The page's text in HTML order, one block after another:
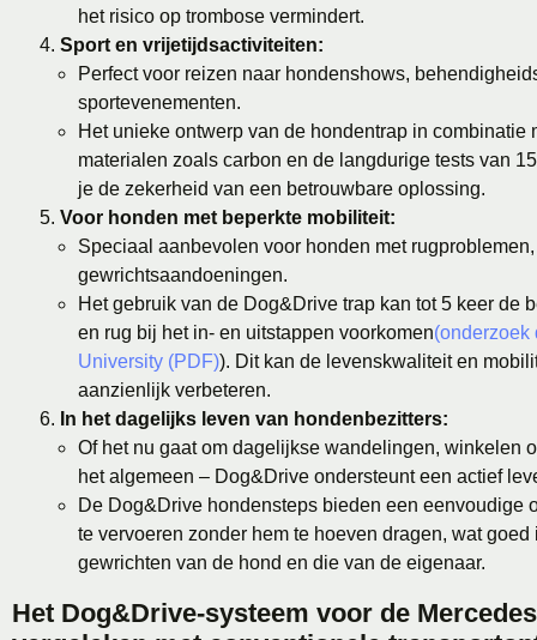
het risico op trombose vermindert.
Sport en vrijetijdsactiviteiten:
Perfect voor reizen naar hondenshows,
sportevenementen.
Het unieke ontwerp van de hondentrap in combinatie
materialen zoals carbon en de langdurige tests van
je de zekerheid van een betrouwbare oplossing.
Voor honden met beperkte mobiliteit:
Speciaal aanbevolen voor honden met
gewrichtsaandoeningen.
Het gebruik van de Dog&Drive trap kan tot 5 keer de
en rug bij het in- en uitstappen voorkomen(onderzoek
University (PDF)). Dit kan de levenskwaliteit en
aanzienlijk verbeteren.
In het dagelijks leven van hondenbezitters:
Of het nu gaat om dagelijkse wandelingen, winkelen
het algemeen – Dog&Drive ondersteunt een actief
De Dog&Drive hondensteps bieden een eenvoudige
te vervoeren zonder hem te hoeven dragen, wat goed
gewrichten van de hond en die van de eigenaar.
Het Dog&Drive-systeem voor de